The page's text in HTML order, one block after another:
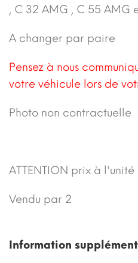
, C 32 AMG , C 55 AMG
A changer par paire
Pensez à nous
votre véhicule lors de
Photo non contractuelle
ATTENTION prix à l'unité
Vendu par 2
Information